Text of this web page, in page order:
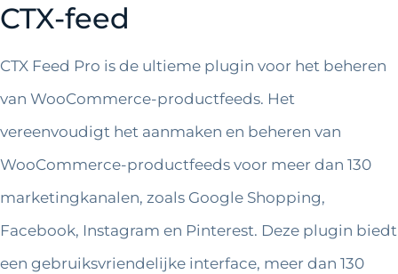
CTX-feed
CTX Feed Pro is de ultieme plugin voor het beheren
van WooCommerce-productfeeds. Het
vereenvoudigt het aanmaken en beheren van
WooCommerce-productfeeds voor meer dan 130
marketingkanalen, zoals Google Shopping,
Facebook, Instagram en Pinterest. Deze plugin biedt
een gebruiksvriendelijke interface, meer dan 130